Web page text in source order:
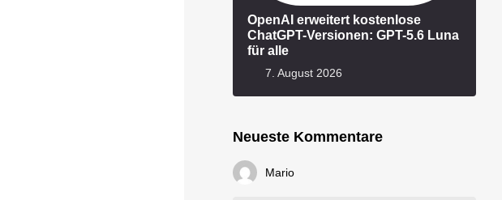
OpenAI erweitert kostenlose
ChatGPT-Versionen: GPT-5.6 Luna
für alle
7. August 2026
Neueste Kommentare
Mario